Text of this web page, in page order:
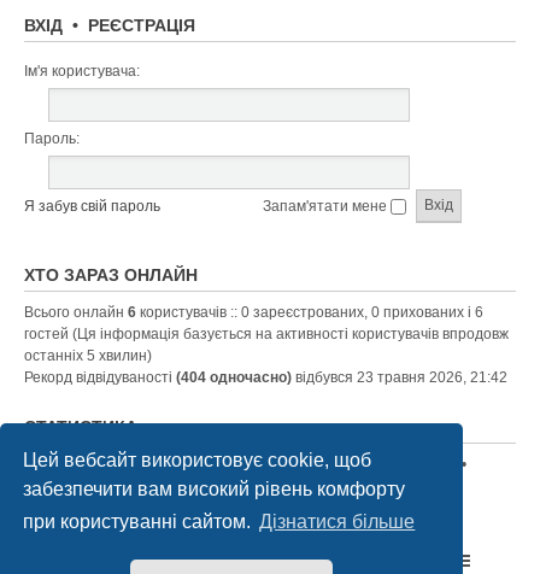
Цей вебсайт використовує cookie, щоб
забезпечити вам високий рівень комфорту
при користуванні сайтом. Дізнатися більше
ВХІД • РЕЄСТРАЦІЯ
Ім'я користувача:
Пароль:
Я забув свій пароль Запам'ятати мене
ХТО ЗАРАЗ ОНЛАЙН
Всього онлайн 6 користувачів :: 0 зареєстрованих, 0 прихованих і 6
гостей (Ця інформація базується на активності користувачів впродовж
останніх 5 хвилин)
Рекорд відвідуваності (404 одночасно) відбувся 23 травня 2026, 21:42
СТАТИСТИКА
Всього повідомлень:150• Всього тем:71• Всього учасників
•
Останній зареєстрований учасник:orrsyll@ukr.net
Список форумів Suzuki Ukraine Зв'язок з адміністрацією